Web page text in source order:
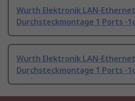
Wurth Elektronik LAN-
Durchsteckmontage 1 Ports -
Wurth Elektronik LAN-
Durchsteckmontage 1 Ports -